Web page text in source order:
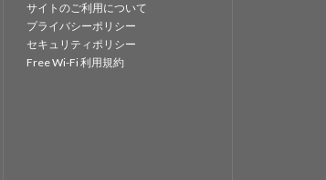
サイトのご利用について
プライバシーポリシー
セキュリティポリシー
Free Wi-Fi 利用規約